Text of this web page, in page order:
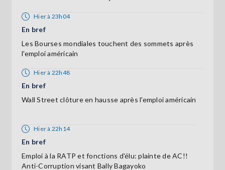
Hier à 23h04
En bref
Les Bourses mondiales touchent des sommets après
l'emploi américain
Hier à 22h48
En bref
Wall Street clôture en hausse après l'emploi américain
Hier à 22h14
En bref
Emploi à la RATP et fonctions d'élu: plainte de AC!!
Anti-Corruption visant Bally Bagayoko